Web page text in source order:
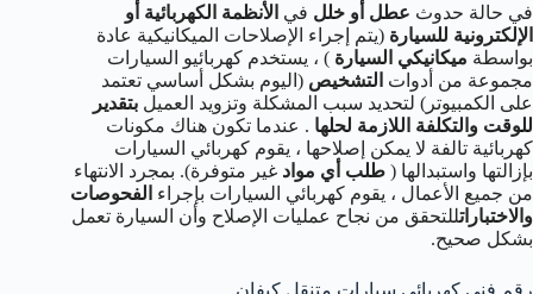
في حالة حدوث عطل أو خلل في الأنظمة الكهربائية أو
الإلكترونية للسيارة (يتم إجراء الإصلاحات الميكانيكية عادة
بواسطة ميكانيكي السيارة ) ، يستخدم كهربائيو السيارات
مجموعة من أدوات التشخيص (اليوم بشكل أساسي تعتمد
على الكمبيوتر) لتحديد سبب المشكلة وتزويد العميل بتقدير
للوقت والتكلفة اللازمة لحلها . عندما تكون هناك مكونات
كهربائية تالفة لا يمكن إصلاحها ، يقوم كهربائي السيارات
بإزالتها واستبدالها ( طلب أي مواد غير متوفرة). بمجرد الانتهاء
من جميع الأعمال ، يقوم كهربائي السيارات بإجراء الفحوصات
والاختباراتللتحقق من نجاح عمليات الإصلاح وأن السيارة تعمل
بشكل صحيح.
رقم فني كهربائي سيارات متنقل كيفان